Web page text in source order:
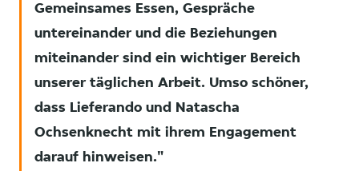
Gemeinsames Essen, Gespräche
untereinander und die Beziehungen
miteinander sind ein wichtiger Bereich
unserer täglichen Arbeit. Umso schöner,
dass Lieferando und Natascha
Ochsenknecht mit ihrem Engagement
darauf hinweisen.